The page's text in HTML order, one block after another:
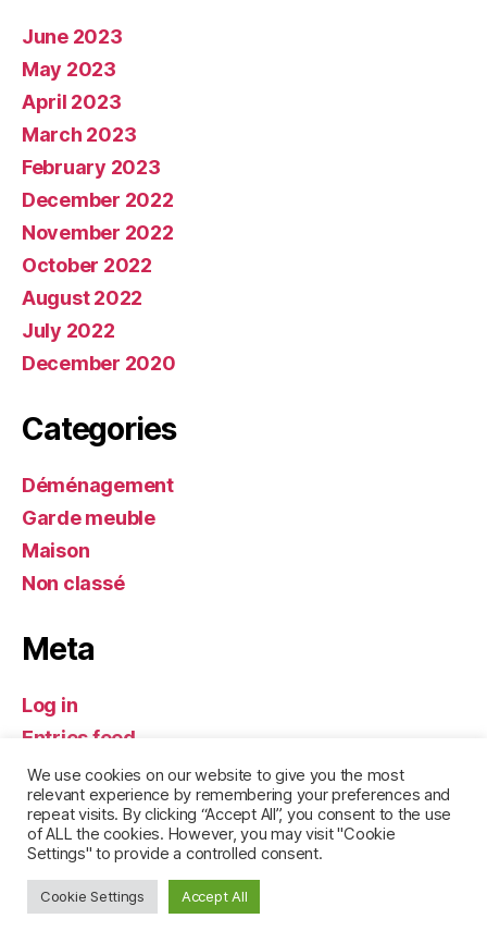
June 2023
May 2023
April 2023
March 2023
February 2023
December 2022
November 2022
October 2022
August 2022
July 2022
December 2020
Categories
Déménagement
Garde meuble
Maison
Non classé
Meta
Log in
Entries feed
Comments feed
WordPress.org
© 2026 Garde Meuble actu
We use cookies on our website to give you the most
relevant experience by remembering your preferences and
repeat visits. By clicking “Accept All”, you consent to the use
of ALL the cookies. However, you may visit "Cookie
Settings" to provide a controlled consent.
Cookie Settings Accept All